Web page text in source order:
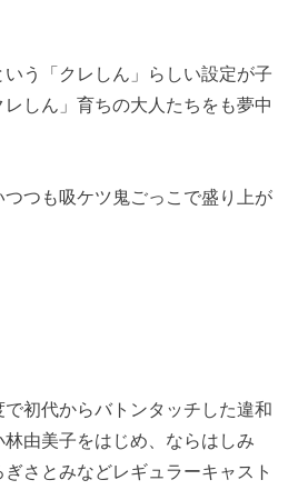
う「クレしん」らしい設定が子
しん」育ちの大人たちをも夢中
つつも吸ケツ鬼ごっこで盛り上が
初代からバトンタッチした違和
由美子をはじめ、ならはしみ
さとみなどレギュラーキャスト